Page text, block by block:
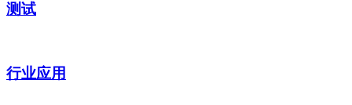
测试
行业应用